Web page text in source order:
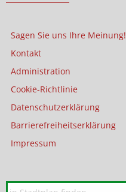
Sagen Sie uns Ihre Meinung!
Kontakt
Administration
Cookie-Richtlinie
Datenschutzerklärung
Barrierefreiheitserklärung
Impressum